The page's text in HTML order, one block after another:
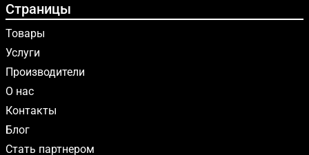
Страницы
Товары
Услуги
Производители
О нас
Контакты
Блог
Стать партнером